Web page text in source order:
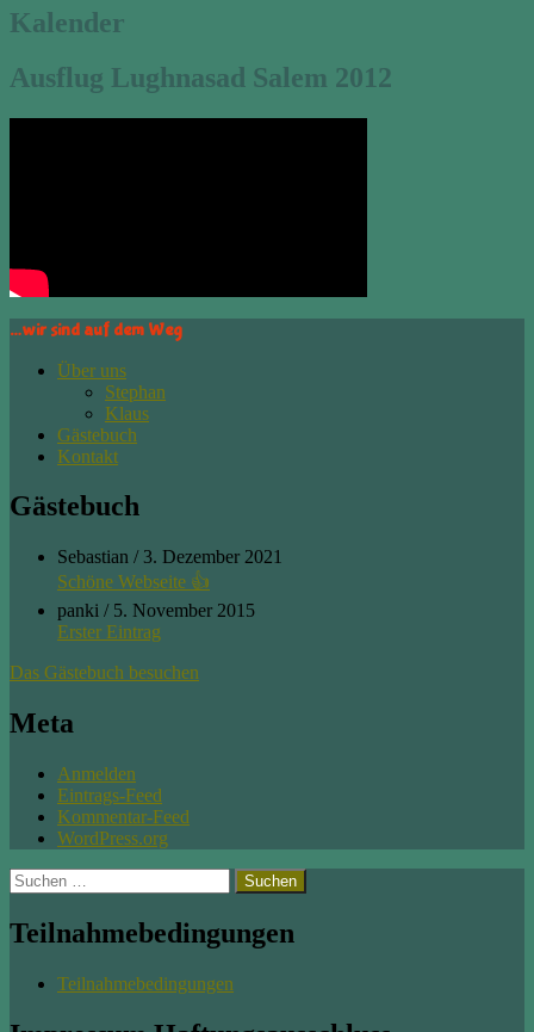
Kalender
Ausflug Lughnasad Salem 2012
…wir sind auf dem Weg
Über uns
Stephan
Klaus
Gästebuch
Kontakt
Gästebuch
Sebastian / 3. Dezember 2021
Schöne Webseite 👍
panki / 5. November 2015
Erster Eintrag
Das Gästebuch besuchen
Meta
Anmelden
Eintrags-Feed
Kommentar-Feed
WordPress.org
Suchen
nach:
Teilnahmebedingungen
Teilnahmebedingungen